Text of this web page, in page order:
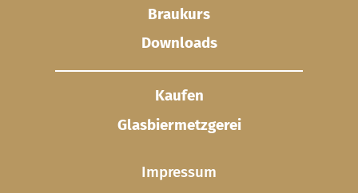
Braukurs
Downloads
Kaufen
Glasbier­metzgerei
Impressum